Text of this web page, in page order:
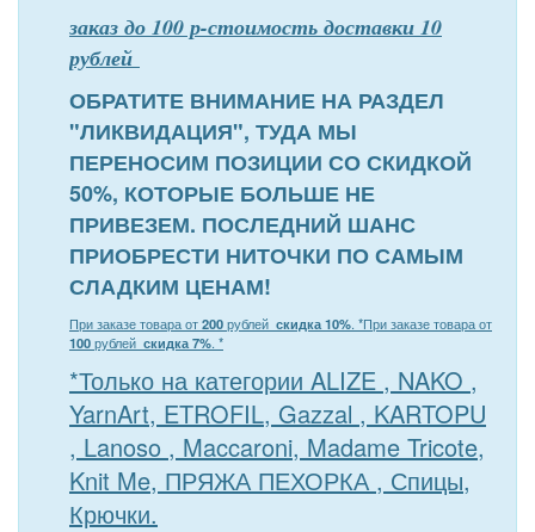
заказ до 100 р-стоимость доставки 10
рублей
ОБРАТИТЕ ВНИМАНИЕ НА РАЗДЕЛ
"ЛИКВИДАЦИЯ", ТУДА МЫ
ПЕРЕНОСИМ ПОЗИЦИИ СО СКИДКОЙ
50%, КОТОРЫЕ БОЛЬШЕ НЕ
ПРИВЕЗЕМ. ПОСЛЕДНИЙ ШАНС
ПРИОБРЕСТИ НИТОЧКИ ПО САМЫМ
СЛАДКИМ ЦЕНАМ!
При заказе товара от200рублей скидка 10%. *При заказе товара от
100рублей скидка 7%. *
*Только на категории ALIZE , NAKO ,
YarnArt, ETROFIL, Gazzal , KARTOPU
, Lanoso , Maccaroni, Madame Tricote,
Knit Me, ПРЯЖА ПЕХОРКА , Спицы,
Крючки.